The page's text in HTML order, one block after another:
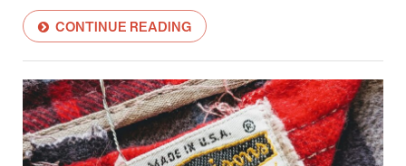
CONTINUE READING